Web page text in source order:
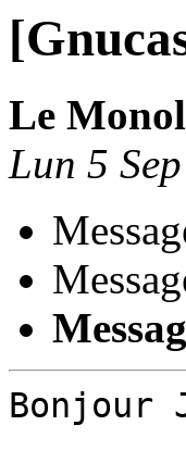
Le
Lun 5
Bonjour